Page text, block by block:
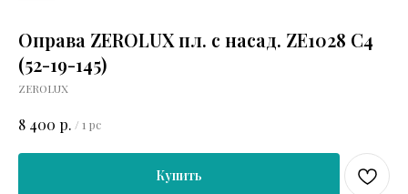
Оправа ZEROLUX пл. с насад. ZE1028 C4
(52-19-145)
ZEROLUX
8 400 р. / 1 pc
Купить